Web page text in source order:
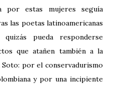
por estas mujeres seguía
las poetas latinoamericanas
pueda responderse
que atañen también a la
por el conservadurismo
y por una incipiente